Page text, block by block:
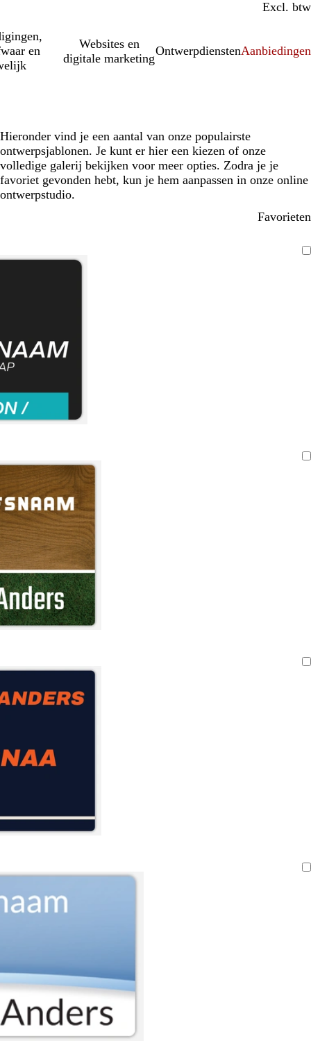
Incl. btw
Excl. btw
en
Websites en
digitale marketing
OntwerpdienstenAanbiedingen
Hieronder vind je een aantal van onze populairste
ontwerpsjablonen. Je kunt er hier een kiezen of onze
volledige galerij bekijken voor meer opties. Zodra je je
favoriet gevonden hebt, kun je hem aanpassen in onze online
ontwerpstudio.
Favorieten